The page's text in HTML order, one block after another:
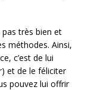
pas très bien et
méthodes. Ainsi,
c’est de lui
et de le féliciter
pouvez lui offrir